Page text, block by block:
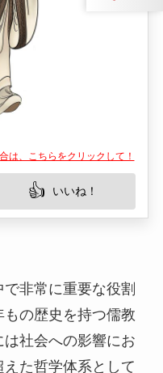
は、こちらをクリックして！
👍 いいね！
非常に重要な役割
の歴史を持つ儒教
社会への影響にお
た哲学体系として